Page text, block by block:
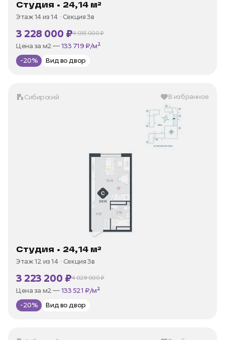
Студия • 24,14 м²
Этаж 14 из 14 Секция 3в
3 228 000 ₽4 035 000 ₽
В ипотеку —от 15 483 ₽/мес
Цена за м2 —
-20% Вид во двор
Сибирский В избранное
Студия • 24,14 м²
Этаж 12 из 14 Секция 3в
3 223 200 ₽4 029 000 ₽
В ипотеку —от 15 460 ₽/мес
Цена за м2 —
-20% Вид во двор